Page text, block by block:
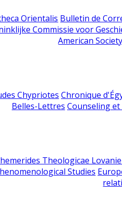
Orientalis Bulletin de
Commissie voor
American
Chypriotes Chronique
Belles-Lettres Counseling
Theologicae
Studies